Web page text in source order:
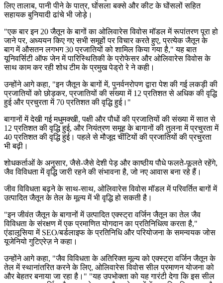
लिए तालाब, पानी पीने के पात्र, घोंसला बक्से और कीट के घोंसलों सहित
सहायक बुनियादी ढांचे भी जोड़े।
"एक बार इन 20 जैतून के बागों का ओलिवारेस विवोस मॉडल में रूपांतरण पूरा हो
जाने पर, अध्ययन किए गए सभी समूहों पर विचार करते हुए, प्रत्येक जैतून के
बाग में औसतन लगभग 30 प्रजातियों को शामिल किया गया है," यह बात
यूनिवर्सिटी ऑफ जेन में पारिस्थितिकी के प्रोफेसर और ओलिवारेस विवोस के
साथ काम कर रही शोध टीम के प्रमुख पेड्रो रे ने कही।
उन्होंने आगे कहा, "इन जैतून के बागों में, पुनर्वनरोपण द्वारा पेश की गई लकड़ी की
प्रजातियों को छोड़कर, प्रजातियों की संख्या में 12 प्रतिशत से अधिक की वृद्धि
हुई और प्रचुरता में 70 प्रतिशत की वृद्धि हुई।"
बागानों में देखी गई मधुमक्खी, पक्षी और पौधों की प्रजातियों की संख्या में सात से
12 प्रतिशत की वृद्धि हुई, और नियंत्रण समूह के बागानों की तुलना में प्रचुरता में
40 प्रतिशत की वृद्धि हुई। पहले से मौजूद चींटियों की प्रजातियों की प्रचुरता
भी बढ़ी।
शोधकर्ताओं के अनुसार, जैसे-जैसे देशी पेड़ और काष्ठीय पौधे फलते-फूलते रहेंगे,
जैव विविधता में वृद्धि जारी रहने की संभावना है, जो नए आवास बना रहे हैं।
जीव विविधता बढ़ने के साथ-साथ, ओलिवारेस विवोस मॉडल में परिवर्तित बागों में
उत्पादित जैतून के तेल के मूल्य में भी वृद्धि हो सकती है।
"इन जीवंत जैतून के बागानों में उत्पादित एक्स्ट्रा वर्जिन जैतून का तेल जैव
विविधता के संरक्षण में एक प्रमाणित योगदान का प्रतिनिधित्व करता है,"
एंडालूसिया में SEO/बर्डलाइफ के प्रतिनिधि और परियोजना के समन्वयक जोस
यूजेनियो गुटिएरेज़ ने कहा।
उन्होंने आगे कहा, "जैव विविधता के अतिरिक्त मूल्य को एक्स्ट्रा वर्जिन जैतून के
तेल में स्थानांतरित करने के लिए, ओलिवारेस विवोस सील प्रमाणन योजना को
और बेहतर बनाया जा रहा है।" "यह उपभोक्ता को यह गारंटी देगा कि इस सील